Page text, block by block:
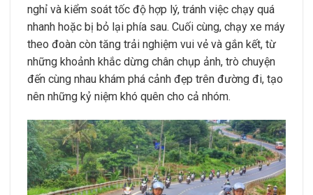
nghỉ và kiểm soát tốc độ hợp lý, tránh việc chạy quá
nhanh hoặc bị bỏ lại phía sau. Cuối cùng, chạy xe máy
theo đoàn còn tăng trải nghiệm vui vẻ và gắn kết, từ
những khoảnh khắc dừng chân chụp ảnh, trò chuyện
đến cùng nhau khám phá cảnh đẹp trên đường đi, tạo
nên những kỷ niệm khó quên cho cả nhóm.